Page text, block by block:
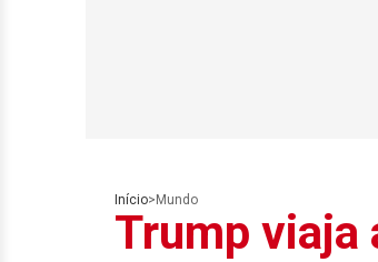
Início> Mundo
Trump viaja